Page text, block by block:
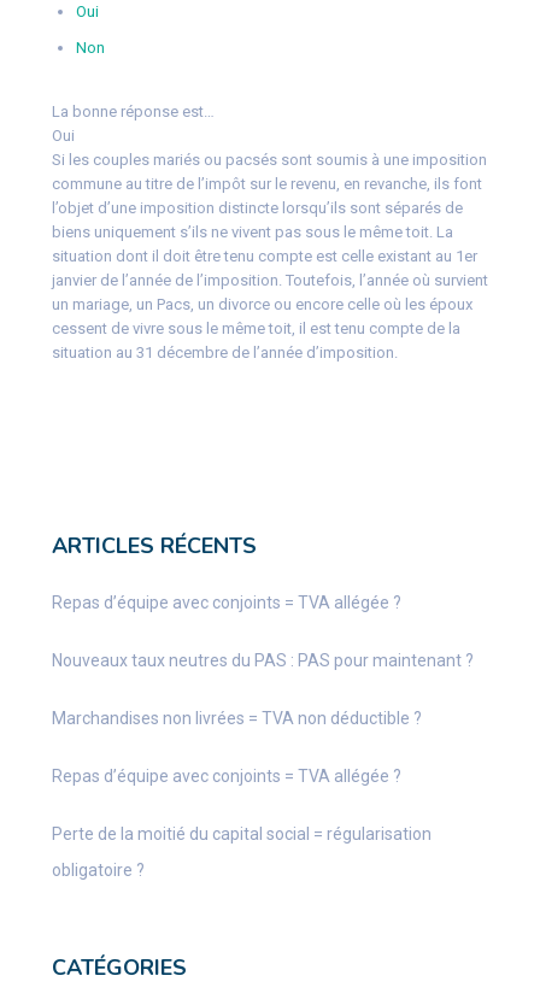
Oui
Non
La bonne réponse est…
Oui
Si les couples mariés ou pacsés sont soumis à une imposition
commune au titre de l’impôt sur le revenu, en revanche, ils font
l’objet d’une imposition distincte lorsqu’ils sont séparés de
biens uniquement s’ils ne vivent pas sous le même toit. La
situation dont il doit être tenu compte est celle existant au 1er
janvier de l’année de l’imposition. Toutefois, l’année où survient
un mariage, un Pacs, un divorce ou encore celle où les époux
cessent de vivre sous le même toit, il est tenu compte de la
situation au 31 décembre de l’année d’imposition.
ARTICLES RÉCENTS
Repas d’équipe avec conjoints = TVA allégée ?
Nouveaux taux neutres du PAS : PAS pour maintenant ?
Marchandises non livrées = TVA non déductible ?
Repas d’équipe avec conjoints = TVA allégée ?
Perte de la moitié du capital social = régularisation
obligatoire ?
CATÉGORIES